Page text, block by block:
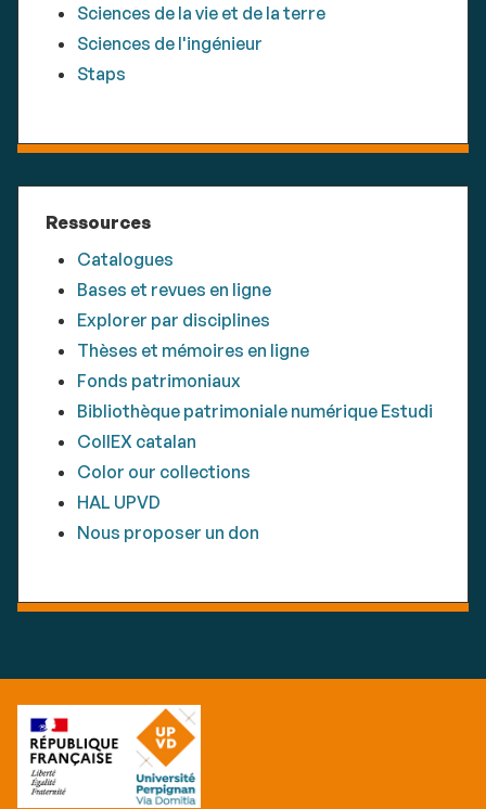
Sciences de la vie et de la terre
Sciences de l'ingénieur
Staps
Ressources
Catalogues
Bases et revues en ligne
Explorer par disciplines
Thèses et mémoires en ligne
Fonds patrimoniaux
Bibliothèque patrimoniale numérique Estudi
CollEX catalan
Color our collections
HAL UPVD
Nous proposer un don